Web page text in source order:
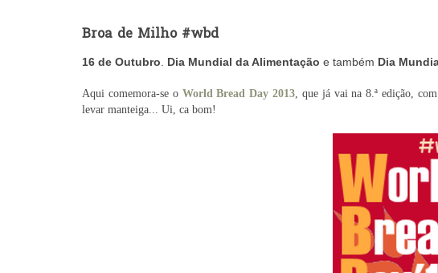
Broa de Milho #wbd
16 de Outubro Dia Mundial da Alimentação e também Dia
Aqui comemora-se o World Bread Day 2013, que já vai na 8.ª edição,
levar manteiga... Ui, ca bom!